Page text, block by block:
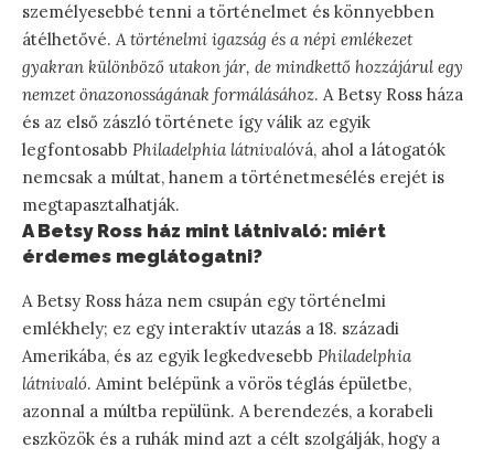
személyesebbé tenni a történelmet és könnyebben
átélhetővé. A történelmi igazság és a népi emlékezet
gyakran különböző utakon jár, de mindkettő hozzájárul egy
nemzet önazonosságának formálásához. A Betsy Ross háza
és az első zászló története így válik az egyik
legfontosabb Philadelphia látnivalóvá, ahol a látogatók
nemcsak a múltat, hanem a történetmesélés erejét is
megtapasztalhatják.
A Betsy Ross ház mint látnivaló: miért
érdemes meglátogatni?
A Betsy Ross háza nem csupán egy történelmi
emlékhely; ez egy interaktív utazás a 18. századi
Amerikába, és az egyik legkedvesebb Philadelphia
látnivaló. Amint belépünk a vörös téglás épületbe,
azonnal a múltba repülünk. A berendezés, a korabeli
eszközök és a ruhák mind azt a célt szolgálják, hogy a